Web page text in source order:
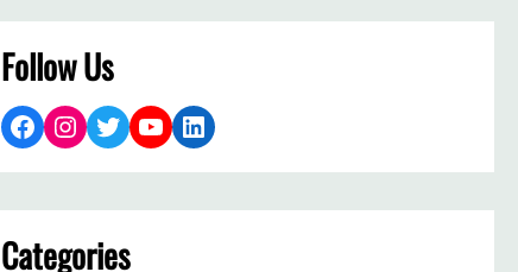
Follow Us
Facebook Instagram Twitter YouTube LinkedIn
Categories